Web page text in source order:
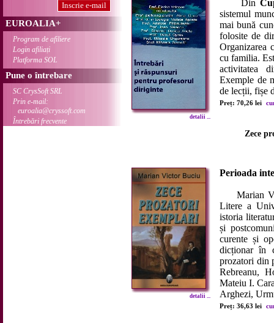
EUROALIA+
Program de afiliere
Login afiliați
Platforma SOL
Pune o întrebare
SC CrysSoft SRL
Prin e-mail:
euroalia@cryssoft.com
Întrebări frecvente
detalii ...
Din
sistemul
mai bună
folosite de
Organizarea
cu familia.
activitatea
Exemple de
de lecții, fișe
Preț: 70,26 lei
Zece
detalii ...
Perioada
Marian
Litere a
istoria
și
curente și
dicționar în
prozatori din
Rebreanu,
Mateiu I.
Arghezi,
Preț: 36,63 lei